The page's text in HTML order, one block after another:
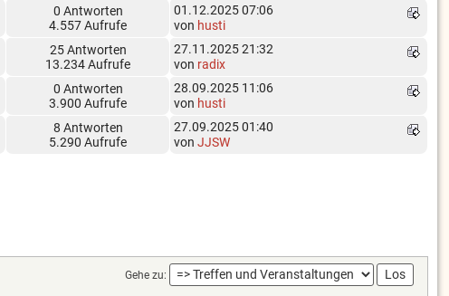
0 Antworten
4.557 Aufrufe
01.12.2025 07:06
von husti
25 Antworten
13.234 Aufrufe
27.11.2025 21:32
von radix
0 Antworten
3.900 Aufrufe
28.09.2025 11:06
von husti
8 Antworten
5.290 Aufrufe
27.09.2025 01:40
vonJJSW
Gehe zu: